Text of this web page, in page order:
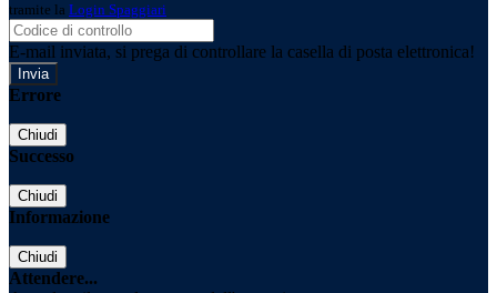
tramite la Login Spaggiari
E-mail inviata, si prega di controllare la casella di posta elettronica!
Errore
Chiudi
Successo
Chiudi
Informazione
Chiudi
Attendere...